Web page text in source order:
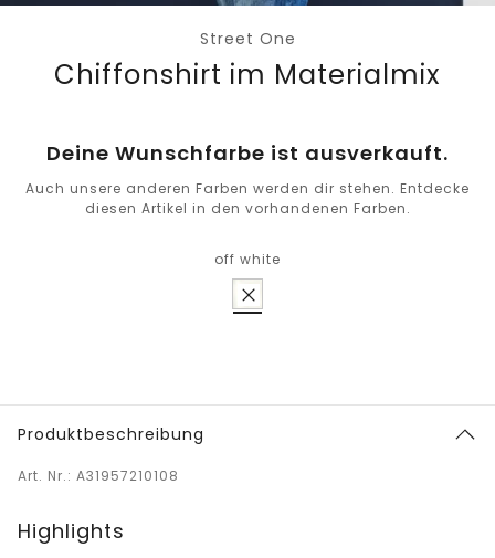
Street One
Chiffonshirt im Materialmix
Deine Wunschfarbe ist ausverkauft.
Auch unsere anderen Farben werden dir stehen. Entdecke
diesen Artikel in den vorhandenen Farben.
off white
Produktbeschreibung
Art. Nr.: A31957210108
Highlights